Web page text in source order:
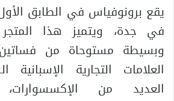
يقع برونوفياس في الطابق
في جدة، ويتميز هذا
وبسيطة مستوحاة من فساتين
العلامات التجارية
العديد من